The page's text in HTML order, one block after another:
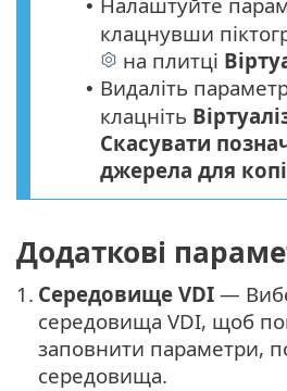
•
клацнувши
на плитці
• Видаліть
клацніть
Скасувати
джерела для
Додаткові
1. Середовище VDI —
середовища VDI, щоб
заповнити параметри,
середовища.